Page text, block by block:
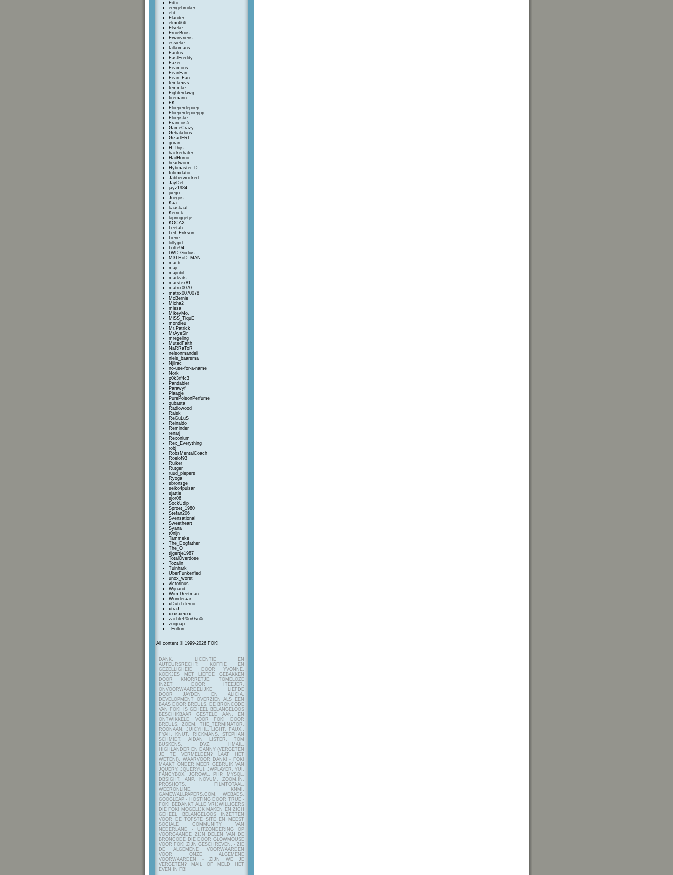
Edto
eengebruiker
efd
Elander
elmo666
Elseke
ErnieBoos
Erwinvriens
essieke
falkomans
Fantus
FastFreddy
Fazer
Feamous
FeanFan
Fean_Fan
femkexvs
femmke
Fighterdawg
firemann
FK
Floeperdepoep
Floeperdepoeppp
Floepske
Francois5
GameCrazy
Gebakdoos
GizartFRL
goran
H.Thijs
hackerhater
HailHorror
heartworm
Hybmaster_D
Intimidator
Jabberwocked
JayDel
jayz1984
juego
Juegos
Kaa
kaaskaaf
Kerrick
kipnuggetje
KOCAX
Leetah
Leif_Erikson
Liene
lollygirl
Lotte94
LWD-Godius
M3THoD_MAN
mai.b
maji
majinbil
markvds
marstex81
matrix0070
matrix0070078
McBernie
Micha2
miesa
MikeyMo.
MiSS_TiquE
mondieu
Mr.Patrick
MrAyeSir
mregeling
MutedFaith
NaRRaToR
nelsonmandeli
niels_baarsma
Njilrac
no-use-for-a-name
Nork
p0k3rf4c3
Pandabier
Parawyf
Plaapje
PurePoisonPerfume
qubasta
Radiowood
Raisk
ReGuLuS
Reinaldo
Reminder
renarj
Rexonium
Rex_Everything
robj
RobsMentalCoach
Roelof93
Ruiker
Rutger
ruud_piepers
Ryoga
sbronsge
seiko4pulsar
sjattie
sjor06
SockUdip
Sproet_1980
Stefan206
SvensationaI
Sweetheart
Syana
t0nijn
Tammeke
The_Dogfather
The_O
tijgertje1987
TotalOverdose
Tozalin
Tuinhark
UberFunkerfied
unox_worst
victorinus
Wijnand
Wim-Deetman
Wonderaar
xDutchTerror
xtraJ
xxxsxexxx
zachteP0rn0sn0r
zuignap
_Fulton_
All content © 1999-2026 FOK!
DANK, LICENTIE EN
AUTEURSRECHT: KOFFIE EN
GEZELLIGHEID DOOR YVONNE,
KOEKJES MET LIEFDE GEBAKKEN
DOOR KNORRETJE, TOMELOZE
INZET DOOR ITEEJER,
ONVOORWAARDELIJKE LIEFDE
DOOR JAYDEN EN ALICIA,
DEVELOPMENT OVERZIEN ALS EEN
BAAS DOOR BREULS. DE BRONCODE
VAN FOK! IS GEHEEL BELANGELOOS
BESCHIKBAAR GESTELD AAN, EN
ONTWIKKELD VOOR FOK! DOOR
BREULS, ZOEM, THE_TERMINATOR,
ROONAAN, JUICYHIL, LIGHT, FAUX.,
FYAH, KNUT, RICKMANS, STEPHAN
SCHMIDT, AIDAN LISTER, TOM
BUSKENS, DVZ, HMAIL,
HIGHLANDER EN DANNY (VERGETEN
JE TE VERMELDEN? LAAT HET
WETEN!), WAARVOOR DANK! - FOK!
MAAKT ONDER MEER GEBRUIK VAN
JQUERY, JQUERYUI, JWPLAYER, YUI,
FANCYBOX, JGROWL, PHP, MYSQL,
DBSIGHT, ANP, NOVUM, ZOOM.IN,
PROSHOTS, FILMTOTAAL,
WEERONLINE, KNMI,
GAMEWALLPAPERS.COM, WEBADS,
GOOGLEAP - HOSTING DOOR TRUE -
FOK! BEDANKT ALLE VRIJWILLIGERS
DIE FOK! MOGELIJK MAKEN EN ZICH
GEHEEL BELANGELOOS INZETTEN
VOOR DE TOFSTE SITE EN MEEST
SOCIALE COMMUNITY VAN
NEDERLAND - UITZONDERING OP
VOORGAANDE ZIJN DELEN VAN DE
BRONCODE DIE DOOR GLOWMOUSE
VOOR FOK! ZIJN GESCHREVEN. - ZIE
DE ALGEMENE VOORWAARDEN
VOOR ONZE ALGEMENE
VOORWAARDEN - ZIJN WE JE
VERGETEN? MAIL OF MELD HET
EVEN IN FB!